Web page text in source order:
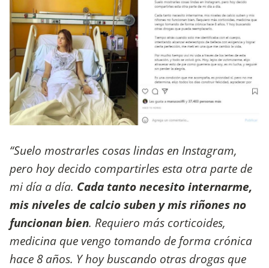
“Suelo mostrarles cosas lindas en Instagram,
pero hoy decido compartirles esta otra parte de
mi día a día. Cada tanto necesito internarme,
mis niveles de calcio suben y mis riñones no
funcionan bien. Requiero más corticoides,
medicina que vengo tomando de forma crónica
hace 8 años. Y hoy buscando otras drogas que